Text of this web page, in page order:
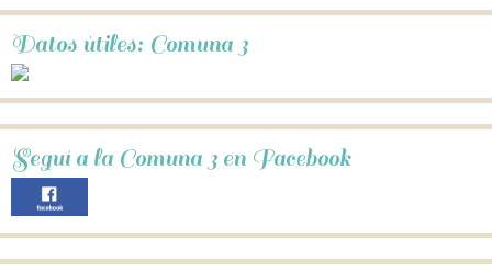
Datos útiles: Comuna 3
Seguí a la Comuna 3 en Facebook